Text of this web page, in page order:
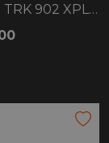
BENELLI TRK 902 XPLORER GROEN